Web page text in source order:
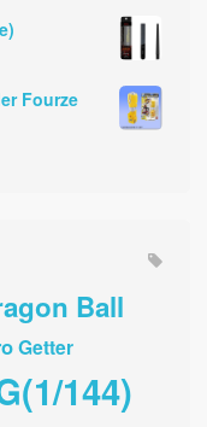
Fourze
Ball
Getter
144)